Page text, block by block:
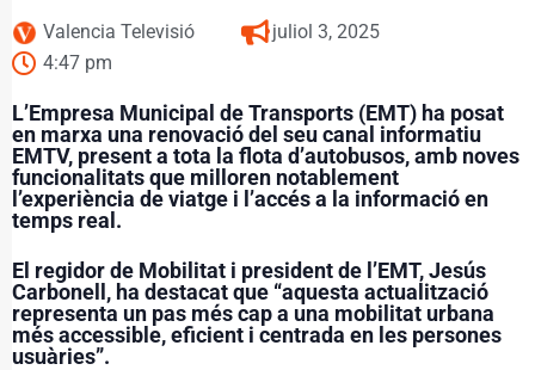
Valencia Televisió
juliol 3, 2025
4:47 pm
L’Empresa Municipal de Transports (EMT) ha posat
en marxa una renovació del seu canal informatiu
EMTV, present a tota la flota d’autobusos, amb noves
funcionalitats que milloren notablement
l’experiència de viatge i l’accés a la informació en
temps real.
El regidor de Mobilitat i president de l’EMT, Jesús
Carbonell, ha destacat que “aquesta actualització
representa un pas més cap a una mobilitat urbana
més accessible, eficient i centrada en les persones
usuàries”.